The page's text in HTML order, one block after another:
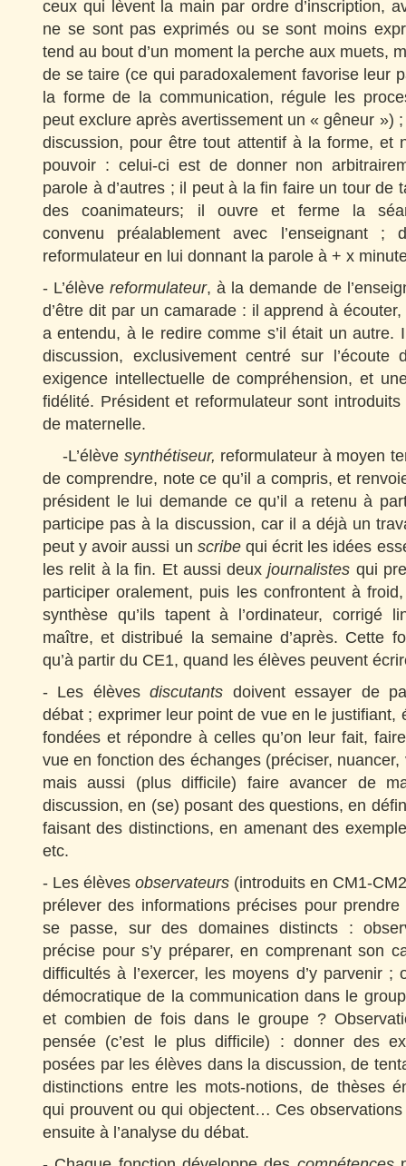
ceux qui lèvent la main par ordre d’inscription,
ne se sont pas exprimés ou se sont moins
tend au bout d’un moment la perche aux muets,
de se taire (ce qui paradoxalement favorise leur
la forme de la communication, régule les
peut exclure après avertissement un « gêneur »)
discussion, pour être tout attentif à la forme, et
pouvoir : celui-ci est de donner non
parole à d’autres ; il peut à la fin faire un tour de
des coanimateurs; il ouvre et ferme la
convenu préalablement avec l’enseignant
reformulateur en lui donnant la parole à + x
- L’élèvereformulateur, à la demande de
d’être dit par un camarade : il apprend à
a entendu, à le redire comme s’il était un autre.
discussion, exclusivement centré sur l’écoute
exigence intellectuelle de compréhension, et
fidélité. Président et reformulateur sont
de maternelle.
-L’élève synthétiseur, reformulateur à moyen
de comprendre, note ce qu’il a compris, et
président le lui demande ce qu’il a retenu à
participe pas à la discussion, car il a déjà un
peut y avoir aussi un scribe qui écrit les idées
les relit à la fin. Et aussi deuxjournalistes qui
participer oralement, puis les confrontent à
synthèse qu’ils tapent à l’ordinateur, corrigé
maître, et distribué la semaine d’après. Cette
qu’à partir du CE1, quand les élèves peuvent
- Les élèvesdiscutants doivent essayer de
débat ; exprimer leur point de vue en le justifiant,
fondées et répondre à celles qu’on leur fait,
vue en fonction des échanges (préciser, nuancer,
mais aussi (plus difficile) faire avancer de
discussion, en (se) posant des questions, en
faisant des distinctions, en amenant des
etc.
- Les élèves observateurs (introduits en CM1-
prélever des informations précises pour
se passe, sur des domaines distincts :
précise pour s’y préparer, en comprenant son
difficultés à l’exercer, les moyens d’y parvenir ;
démocratique de la communication dans le
et combien de fois dans le groupe ?
pensée (c’est le plus difficile) : donner des
posées par les élèves dans la discussion, de
distinctions entre les mots-notions, de thèses
qui prouvent ou qui objectent… Ces observations
ensuite à l’analyse du débat.